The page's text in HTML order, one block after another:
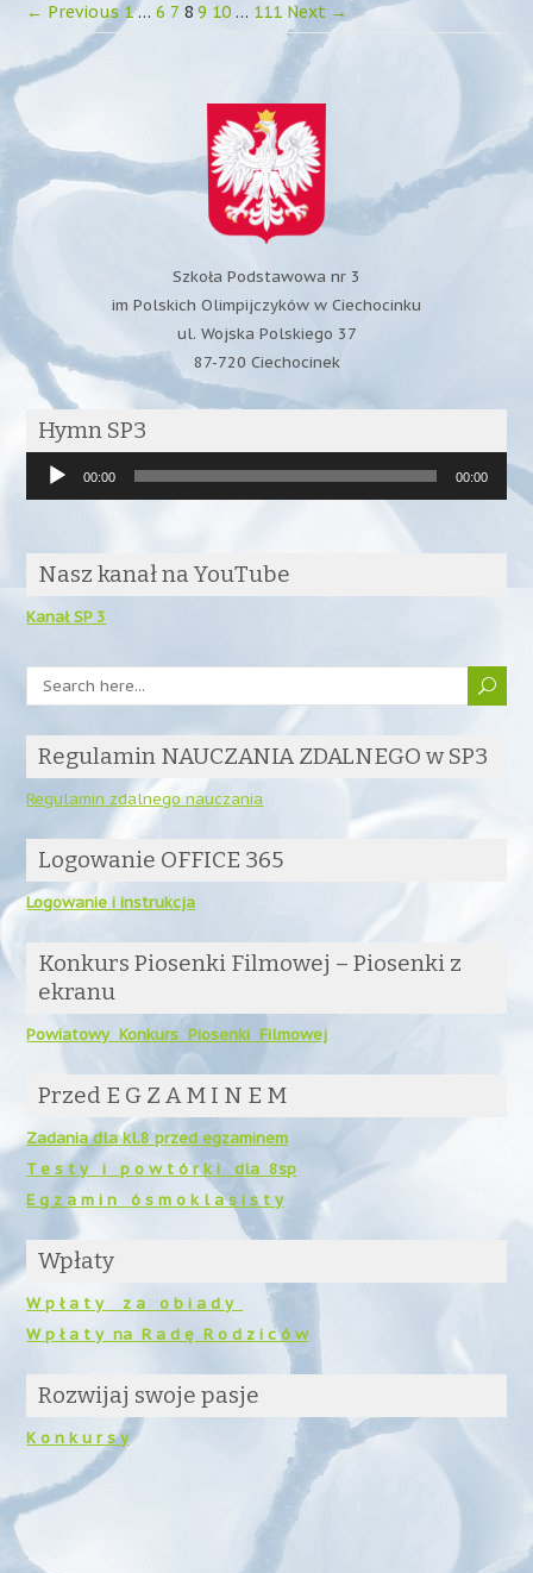
← Previous 1 … 6 7 8 9 10 … 111 Next →
Szkoła Podstawowa nr 3
im Polskich Olimpijczyków w Ciechocinku
ul. Wojska Polskiego 37
87-720 Ciechocinek
Hymn SP3
Odtwarzacz
00:00 00:00
Nasz kanał na YouTube
Kanał SP 3
Regulamin NAUCZANIA ZDALNEGO w SP3
Regulamin zdalnego nauczania
Logowanie OFFICE 365
Logowanie i instrukcja
Konkurs Piosenki Filmowej – Piosenki z
ekranu
Powiatowy Konkurs Piosenki Filmowej
Przed E G Z A M I N E M
Zadania dla kl.8 przed egzaminem
T e s t y i p o w t ó r k i dla 8sp
E g z a m i n ó s m o k l a s i s t y
Wpłaty
W p ł a t y z a o b i a d y
W p ł a t y na R a d ę R o d z i c ó w
Rozwijaj swoje pasje
K o n k u r s y